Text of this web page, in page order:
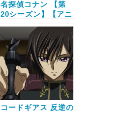
名探偵コナン 【第
20シーズン】【アニ
ビス比較と無料で全
話視聴する方法
コードギアス 反逆の